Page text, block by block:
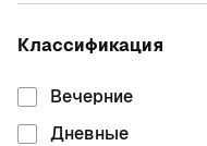
C
Классификация
Вечерние
Дневные